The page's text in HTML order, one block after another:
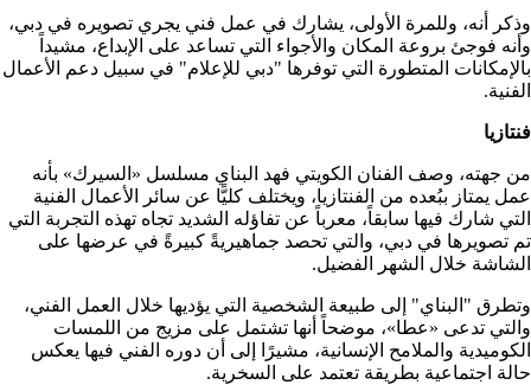
وذكر أنه، وللمرة الأولى، يشارك في عمل فني يجري تصويره في دبي،
وأنه فوجئ بروعة المكان والأجواء التي تساعد على الإبداع، مشيداً
بالإمكانات المتطورة التي توفرها "دبي للإعلام" في سبيل دعم الأعمال
الفنية.
فنتازيا
من جهته، وصف الفنان الكويتي فهد البناي مسلسل «السيرك» بأنه
عمل يمتاز ببُعده من الفنتازيا، ويختلف كليًّا عن سائر الأعمال الفنية
التي شارك فيها سابقاً، معرباً عن تفاؤله الشديد تجاه تهذه التجربة التي
تم تصويرها في دبي، والتي تحصد جماهيريةً كبيرةً في عرضها على
الشاشة خلال الشهر الفضيل.
وتطرق "البناي" إلى طبيعة الشخصية التي يؤديها خلال العمل الفني،
والتي تدعى «عطا»، موضحاً أنها تشتمل على مزيج من اللمسات
الكوميدية والملامح الإنسانية، مشيرًا إلى أن دوره الفني فيها يعكس
حالة اجتماعية بطريقة تعتمد على السخرية.